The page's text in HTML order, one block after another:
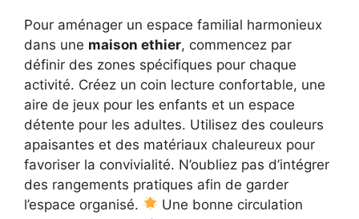
Pour aménager un espace familial harmonieux
dans une maison ethier, commencez par
définir des zones spécifiques pour chaque
activité. Créez un coin lecture confortable, une
aire de jeux pour les enfants et un espace
détente pour les adultes. Utilisez des couleurs
apaisantes et des matériaux chaleureux pour
favoriser la convivialité. N’oubliez pas d’intégrer
des rangements pratiques afin de garder
l’espace organisé.
Une bonne circulation